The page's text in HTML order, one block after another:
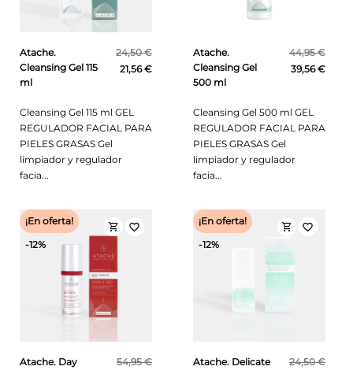
Atache.
Cleansing Gel 115
ml
24,50 €
21,56 €
Cleansing Gel 115 ml GEL
REGULADOR FACIAL PARA
PIELES GRASAS Gel
limpiador y regulador
facia...
Atache.
Cleansing Gel
500 ml
44,95 €
39,56 €
Cleansing Gel 500 ml GEL
REGULADOR FACIAL PARA
PIELES GRASAS Gel
limpiador y regulador
facia...
Atache. Day
54,95 €
shopping_cart
¡En oferta!
-12%
favorite_border
Atache. Delicate
24,50 €
shopping_cart
¡En oferta!
-12%
favorite_border